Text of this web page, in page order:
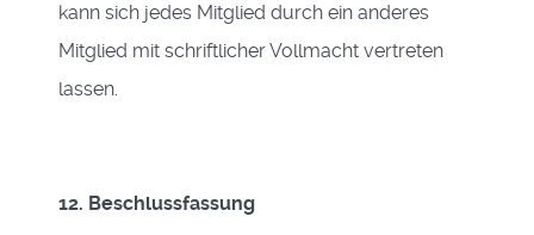
kann sich jedes Mitglied durch ein anderes
Mitglied mit schriftlicher Vollmacht vertreten
lassen.
12. Beschlussfassung